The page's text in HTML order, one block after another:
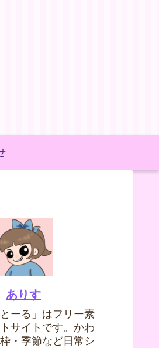
ありす
ーる」はフリー素
サイトです。かわ
・季節など日常シ